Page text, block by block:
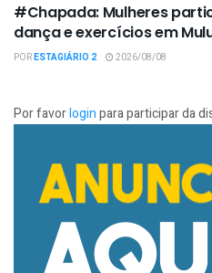
#Chapada: Mulheres
dança e exercícios em
PORESTAGIÁRIO 2 2026/08/08
Por favorloginpara participar da